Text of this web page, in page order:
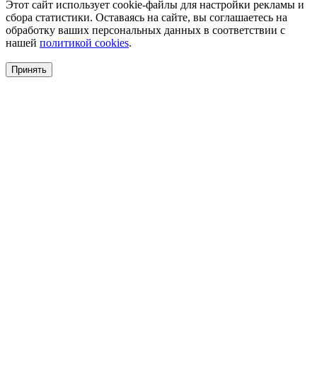
Этот сайт использует cookie-файлы для настройки рекламы и
сбора статистики. Оставаясь на сайте, вы соглашаетесь на
обработку ваших персональных данных в соответствии с
нашей политикой cookies.
Принять